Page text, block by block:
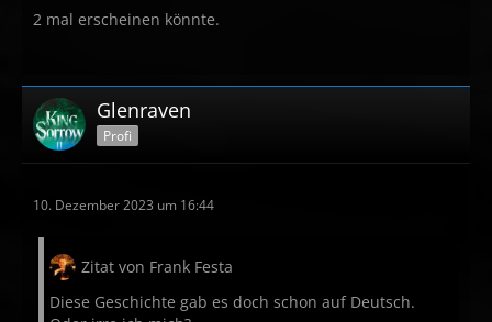
2 mal erscheinen könnte.
Glenraven
Profi
10. Dezember 2023 um 16:44
Zitat von Frank Festa
Diese Geschichte gab es doch schon auf Deutsch.